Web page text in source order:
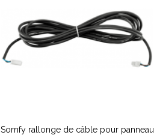
Somfy rallonge de câble pour panneau